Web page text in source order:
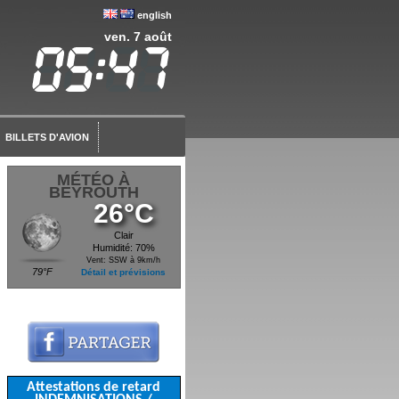
english
ven. 7 août
BILLETS D'AVION
MÉTÉO À
BEYROUTH
79°F
26°C
Clair
Humidité: 70%
Vent: SSW à 9km/h
Détail et prévisions
Attestations de retard